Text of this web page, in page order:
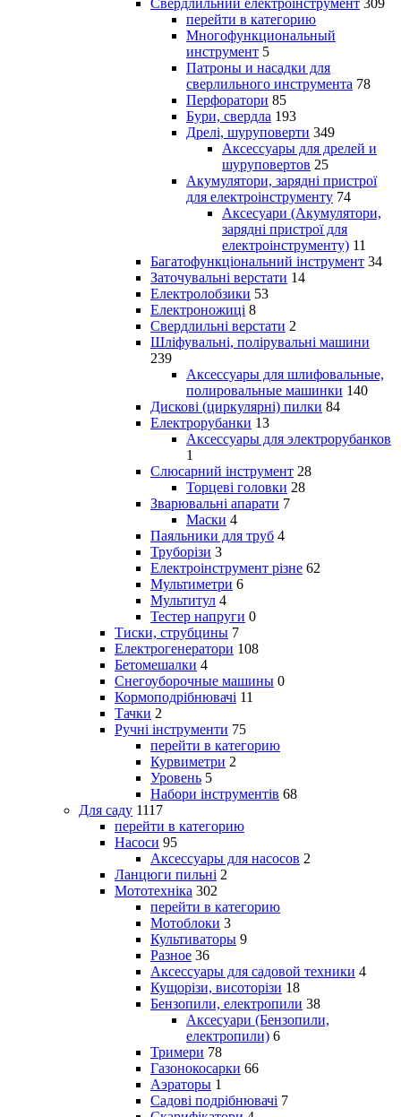
Свердлильний електроінструмент 309
перейти в категорию
Многофункциональный
инструмент 5
Патроны и насадки для
сверлильного инструмента 78
Перфоратори 85
Бури, свердла 193
Дрелі, шуруповерти 349
Аксессуары для дрелей и
шуруповертов 25
Акумулятори, зарядні пристрої
для електроінструменту 74
Аксесуари (Акумулятори,
зарядні пристрої для
електроінструменту) 11
Багатофункціональний інструмент 34
Заточувальні верстати 14
Електролобзики 53
Електроножиці 8
Свердлильні верстати 2
Шліфувальні, полірувальні машини
239
Аксессуары для шлифовальные,
полировальные машинки 140
Дискові (циркулярні) пилки 84
Електрорубанки 13
Аксессуары для электрорубанков
1
Слюсарний інструмент 28
Торцеві головки 28
Зварювальні апарати 7
Маски 4
Паяльники для труб 4
Труборізи 3
Електроінструмент різне 62
Мультиметри 6
Мультитул 4
Тестер напруги 0
Тиски, струбцины 7
Електрогенератори 108
Бетомешалки 4
Снегоуборочные машины 0
Кормоподрібнювачі 11
Тачки 2
Ручні інструменти 75
перейти в категорию
Курвиметри 2
Уровень 5
Набори інструментів 68
Для саду 1117
перейти в категорию
Насоси 95
Аксессуары для насосов 2
Ланцюги пильні 2
Мототехніка 302
перейти в категорию
Мотоблоки 3
Культиваторы 9
Разное 36
Аксессуары для садовой техники 4
Кущорізи, висоторізи 18
Бензопили, електропили 38
Аксесуари (Бензопили,
електропили) 6
Тримери 78
Газонокосарки 66
Аэраторы 1
Садові подрібнювачі 7